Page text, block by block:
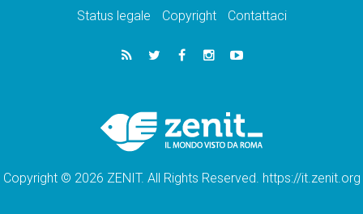
Status legale
Copyright Contattaci
Copyright © 2026 ZENIT. All Rights Reserved. https://it.zenit.org